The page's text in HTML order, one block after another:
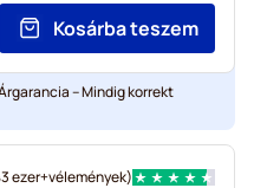
Kosárba teszem
– Mindig korrekt
ezer+vélemények)